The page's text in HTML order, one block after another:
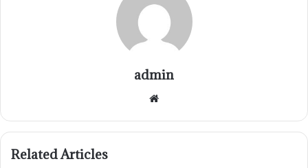
admin
Website
Related Articles